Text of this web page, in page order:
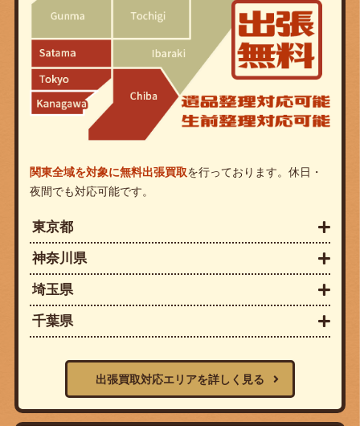
関東全域を対象に無料出張買取を行っております。休日・
夜間でも対応可能です。
東京都
神奈川県
埼玉県
千葉県
出張買取対応エリアを詳しく見る